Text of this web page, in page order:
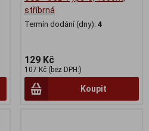
stříbrná
Termín dodání (dny): 4
129 Kč
107 Kč (bez DPH:)
Koupit